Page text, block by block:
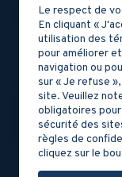
CONTEXTE
DOCUMENT 2
Le respect de
En cliquant «
utilisation des
pour améliorer
navigation ou
sur « Je refuse
site. Veuillez
obligatoires
sécurité des
règles de
cliquez sur le